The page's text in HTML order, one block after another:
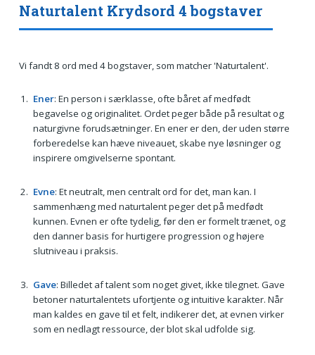
Naturtalent Krydsord 4 bogstaver
Vi fandt 8 ord med 4 bogstaver, som matcher 'Naturtalent'.
Ener: En person i særklasse, ofte båret af medfødt
begavelse og originalitet. Ordet peger både på resultat og
naturgivne forudsætninger. En ener er den, der uden større
forberedelse kan hæve niveauet, skabe nye løsninger og
inspirere omgivelserne spontant.
Evne: Et neutralt, men centralt ord for det, man kan. I
sammenhæng med naturtalent peger det på medfødt
kunnen. Evnen er ofte tydelig, før den er formelt trænet, og
den danner basis for hurtigere progression og højere
slutniveau i praksis.
Gave: Billedet af talent som noget givet, ikke tilegnet. Gave
betoner naturtalentets ufortjente og intuitive karakter. Når
man kaldes en gave til et felt, indikerer det, at evnen virker
som en nedlagt ressource, der blot skal udfolde sig.